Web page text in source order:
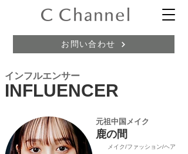
お問い合わせ
INFLUENCER
インフルエンサー
​元祖中国メイク
​鹿の間
​メイク/ファッション/ヘア